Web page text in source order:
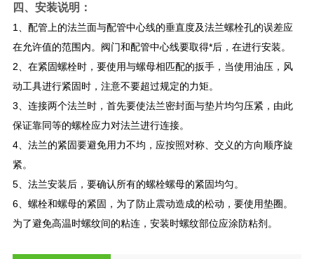
四、安装说明：
1、配管上的法兰面与配管中心线的垂直度及法兰螺栓孔的误差应
在允许值的范围内。阀门和配管中心线要取得*后，在进行安装。
2、在紧固螺栓时，要使用与螺母相匹配的扳手，当使用油压，风
动工具进行紧固时，注意不要超过规定的力矩。
3、连接两个法兰时，首先要使法兰密封面与垫片均匀压紧，由此
保证靠同等的螺栓应力对法兰进行连接。
4、法兰的紧固要避免用力不均，应按照对称、交义的方向顺序旋
紧。
5、法兰安装后，要确认所有的螺栓螺母的紧固均匀。
6、螺栓和螺母的紧固，为了防止震动造成的松动，要使用垫圈。
为了避免高温时螺纹间的粘连，安装时螺纹部位应涂防粘剂。